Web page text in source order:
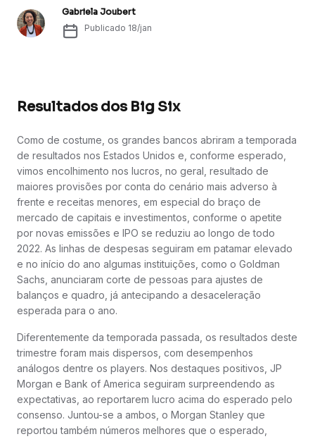
Gabriela Joubert
Publicado 18/jan
Resultados dos Big Six
Como de costume, os grandes bancos abriram a temporada
de resultados nos Estados Unidos e, conforme esperado,
vimos encolhimento nos lucros, no geral, resultado de
maiores provisões por conta do cenário mais adverso à
frente e receitas menores, em especial do braço de
mercado de capitais e investimentos, conforme o apetite
por novas emissões e IPO se reduziu ao longo de todo
2022. As linhas de despesas seguiram em patamar elevado
e no início do ano algumas instituições, como o Goldman
Sachs, anunciaram corte de pessoas para ajustes de
balanços e quadro, já antecipando a desaceleração
esperada para o ano.
Diferentemente da temporada passada, os resultados deste
trimestre foram mais dispersos, com desempenhos
análogos dentre os players. Nos destaques positivos, JP
Morgan e Bank of America seguiram surpreendendo as
expectativas, ao reportarem lucro acima do esperado pelo
consenso. Juntou-se a ambos, o Morgan Stanley que
reportou também números melhores que o esperado,